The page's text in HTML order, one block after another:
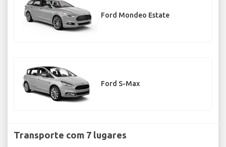
Ford Mondeo Estate
Ford S-Max
Transporte com 7 lugares